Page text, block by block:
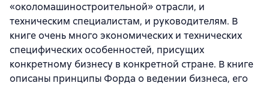
«околомашиностроительной» отрасли, и
техническим специалистам, и руководителям. В
книге очень много экономических и технических
специфических особенностей, присущих
конкретному бизнесу в конкретной стране. В книге
описаны принципы Форда о ведении бизнеса, его